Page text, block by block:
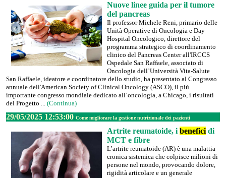
Nuove linee guida per il tumore
del pancreas
Il professor Michele Reni, primario delle
Unità Operative di Oncologia e Day
Hospital Oncologico, direttore del
programma strategico di coordinamento
clinico del Pancreas Center all'IRCCS
Ospedale San Raffaele, associato di
Oncologia dell’Università Vita-Salute
San Raffaele, ideatore e coordinatore dello studio, ha presentato al Congresso
annuale dell'American Society of Clinical Oncology (ASCO), il più
importante congresso mondiale dedicato all’oncologia, a Chicago, i risultati
del Progetto ... (Continua)
29/05/2025 12:53:00 Come migliorare la gestione nutrizionale dei pazienti
Artrite reumatoide, i benefici di
MCT e fibre
L’artrite reumatoide (AR) è una malattia
cronica sistemica che colpisce milioni di
persone nel mondo, provocando dolore,
rigidità articolare e un generale